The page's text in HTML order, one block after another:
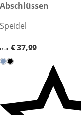
Abschlüssen
Speidel
€ 37,99
nur€ 37,99